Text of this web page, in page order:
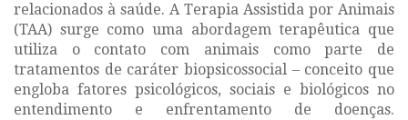
relacionados à saúde. A Terapia Assistida por Animais
(TAA) surge como uma abordagem terapêutica que
utiliza o contato com animais como parte de
tratamentos de caráter biopsicossocial – conceito que
engloba fatores psicológicos, sociais e biológicos no
entendimento e enfrentamento de doenças.